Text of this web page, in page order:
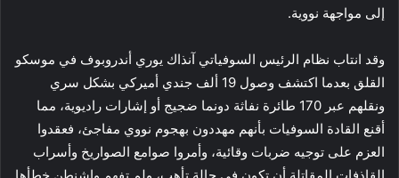
إلى مواجهة نووية.
وقد انتاب نظام الرئيس السوفياتي آنذاك يوري أندروبوف في موسكو
القلق بعدما اكتشف وصول 19 ألف جندي أميركي بشكل سري
ونقلهم عبر 170 طائرة نفاثة دونما ضجيج أو إشارات راديوية، مما
أقنع القادة السوفيات بأنهم مهددون بهجوم نووي مفاجئ، فعقدوا
العزم على توجيه ضربات وقائية، وأمروا صوامع الصواريخ وأسراب